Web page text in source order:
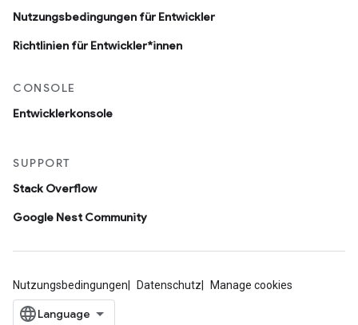
Nutzungsbedingungen für Entwickler
Richtlinien für Entwickler*innen
CONSOLE
Entwicklerkonsole
SUPPORT
Stack Overflow
Google Nest Community
Nutzungsbedingungen Datenschutz Manage cookies